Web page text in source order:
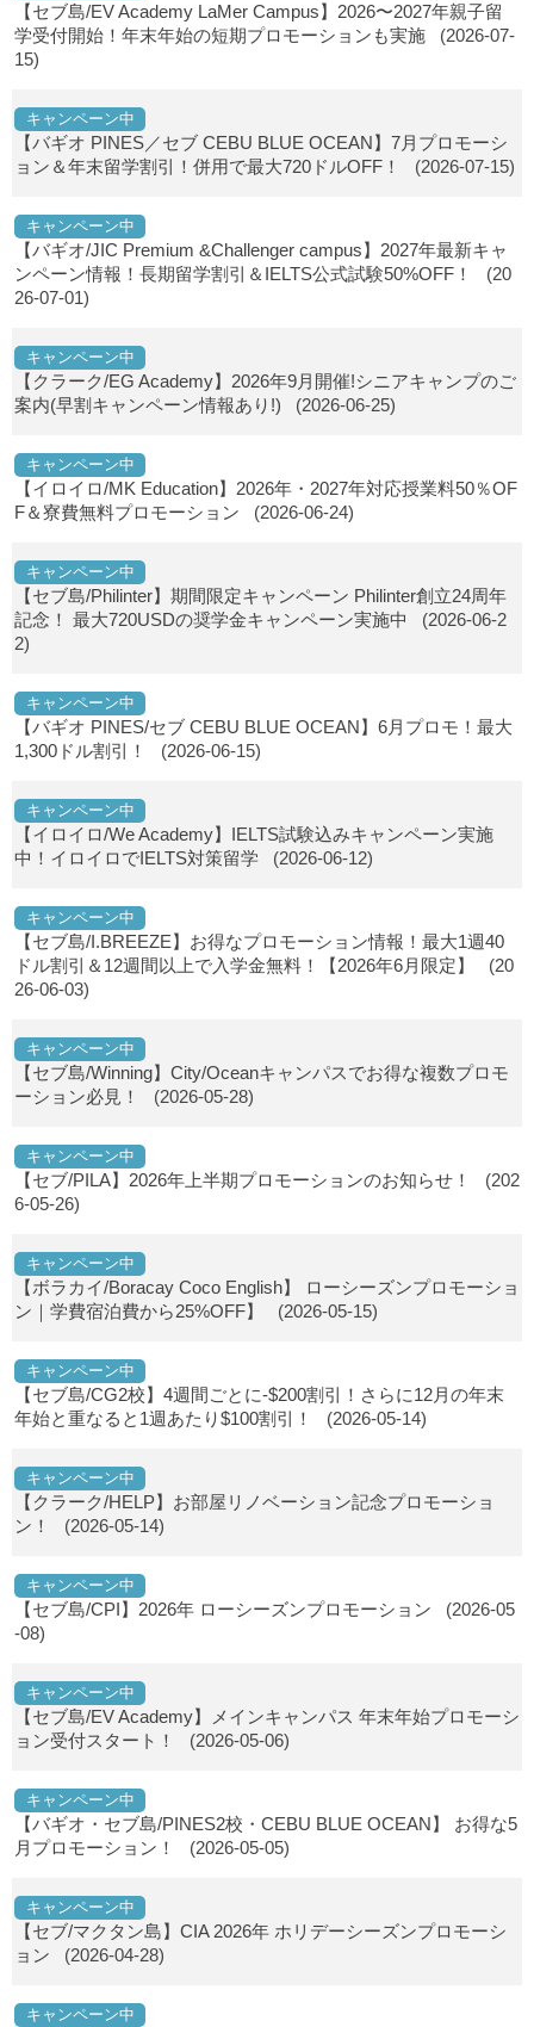
【セブ島/EV Academy LaMer Campus】2026〜2027年親子留
学受付開始！年末年始の短期プロモーションも実施 (2026-07-
15)
キャンペーン中
【バギオ PINES／セブ CEBU BLUE OCEAN】7月プロモーシ
ョン＆年末留学割引！併用で最大720ドルOFF！
(2026-07-15)
キャンペーン中
【バギオ/JIC Premium &Challenger campus】2027年最新キャ
ンペーン情報！長期留学割引＆IELTS公式試験50%OFF！
(20
26-07-01)
キャンペーン中
【クラーク/EG Academy】2026年9月開催!シニアキャンプのご
案内(早割キャンペーン情報あり!) (2026-06-25)
キャンペーン中
【イロイロ/MK Education】2026年・2027年対応授業料50％OF
F＆寮費無料プロモーション (2026-06-24)
キャンペーン中
【セブ島/Philinter】期間限定キャンペーン Philinter創立24周年
記念！ 最大720USDの奨学金キャンペーン実施中
(2026-06-2
2)
キャンペーン中
【バギオ PINES/セブ CEBU BLUE OCEAN】6月プロモ！最大
1,300ドル割引！
(2026-06-15)
キャンペーン中
【イロイロ/We Academy】IELTS試験込みキャンペーン実施
中！イロイロでIELTS対策留学 (2026-06-12)
キャンペーン中
【セブ島/I.BREEZE】お得なプロモーション情報！最大1週40
ドル割引＆12週間以上で入学金無料！【2026年6月限定】
(20
26-06-03)
キャンペーン中
【セブ島/Winning】City/Oceanキャンパスでお得な複数プロモ
ーション必見！
(2026-05-28)
キャンペーン中
【セブ/PILA】2026年上半期プロモーションのお知らせ！
(202
6-05-26)
キャンペーン中
【ボラカイ/Boracay Coco English】 ローシーズンプロモーショ
ン｜学費宿泊費から25%OFF】
(2026-05-15)
キャンペーン中
【セブ島/CG2校】4週間ごとに-$200割引！さらに12月の年末
年始と重なると1週あたり$100割引！
(2026-05-14)
キャンペーン中
【クラーク/HELP】お部屋リノベーション記念プロモーショ
ン！
(2026-05-14)
キャンペーン中
【セブ島/CPI】2026年 ローシーズンプロモーション (2026-05
-08)
キャンペーン中
【セブ島/EV Academy】メインキャンパス 年末年始プロモーシ
ョン受付スタート！
(2026-05-06)
キャンペーン中
【バギオ・セブ島/PINES2校・CEBU BLUE OCEAN】 お得な5
月プロモーション！
(2026-05-05)
キャンペーン中
【セブ/マクタン島】CIA 2026年 ホリデーシーズンプロモーシ
ョン
(2026-04-28)
キャンペーン中